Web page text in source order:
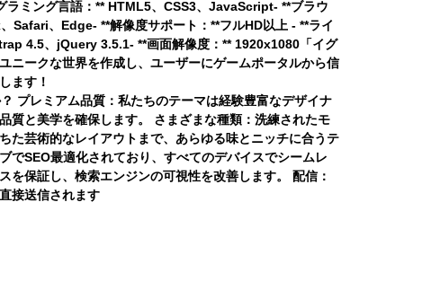
ラミング言語：** HTML5、CSS3、JavaScript- **ブラウ
Safari、Edge- **解像度サポート：**フルHD以上 - **ライ
4.5、jQuery 3.5.1- **画面解像度：** 1920x1080「イグ
ニークな世界を作成し、ユーザーにゲームポータルから信
ます！
プレミアム品質： 私たちのテーマは経験豊富なデザイナ
質と美学を確保します。 さまざまな種類： 洗練されたモ
た芸術的なレイアウトまで、あらゆる味とニッチに合うテ
でSEO最適化されており、すべてのデバイスでシームレ
を保証し、検索エンジンの可視性を改善します。 配信：
接送信されます